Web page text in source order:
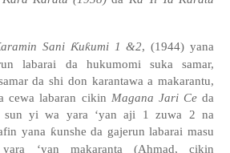
aramin Sani Ƙuƙumi 1 &2, (1944) yana
labarai da hukumomi suka samar,
da shi don karantawa a makarantu,
cewa labaran cikin Magana Jari Ceda
sun yi wa yara ‘yan aji 1 zuwa 2 na
yana ƙunshe da gajerun labarai masu
‘yan makaranta (Ahmad, cikin